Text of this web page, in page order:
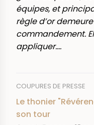
équipes, et
règle d’or
commandement.
appliquer....
COUPURES DE PRESSE
Le thonier
son tour